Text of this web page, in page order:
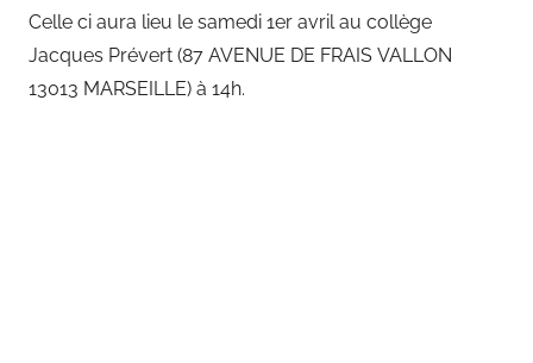
Celle ci aura lieu le samedi 1er avril au collège
Jacques Prévert (87 AVENUE DE FRAIS VALLON
13013 MARSEILLE) à 14h.